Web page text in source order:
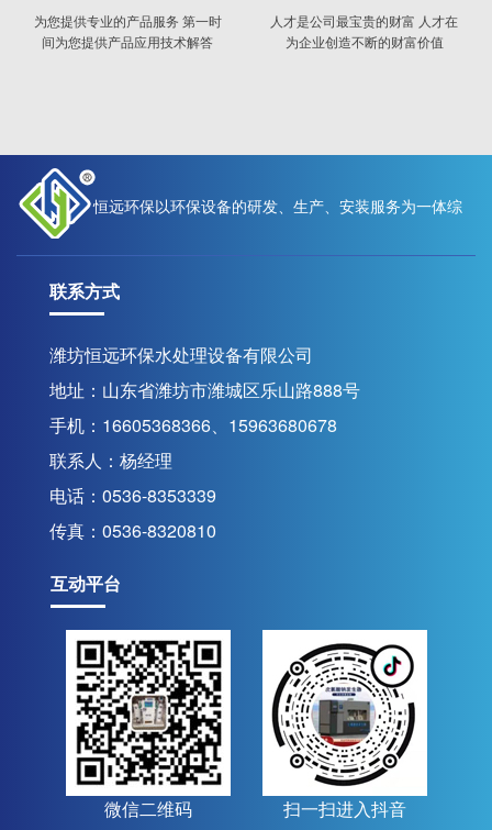
为您提供专业的产品服务 第一时
间为您提供产品应用技术解答
人才是公司最宝贵的财富 人才在
为企业创造不断的财富价值
恒远环保以环保设备的研发、生产、安装服务为一体综
合性现代化高新技术企业
联系我们
联系方式
潍坊恒远环保水处理设备有限公司
地址：山东省潍坊市潍城区乐山路888号
手机：16605368366、15963680678
联系人：杨经理
电话：0536-8353339
传真：0536-8320810
互动平台
微信二维码 扫一扫进入抖音